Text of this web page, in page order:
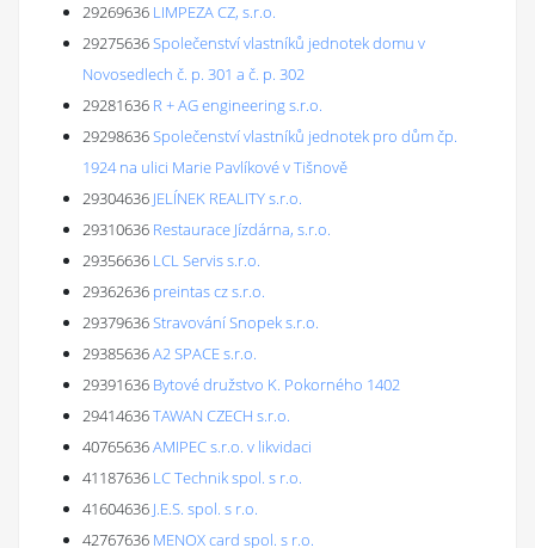
29269636 LIMPEZA CZ, s.r.o.
29275636Společenství vlastníků jednotek domu v
Novosedlech č. p. 301 a č. p. 302
29281636 R + AG engineering s.r.o.
29298636Společenství vlastníků jednotek pro dům čp.
1924 na ulici Marie Pavlíkové v Tišnově
29304636 JELÍNEK REALITY s.r.o.
29310636 Restaurace Jízdárna, s.r.o.
29356636 LCL Servis s.r.o.
29362636 preintas cz s.r.o.
29379636Stravování Snopek s.r.o.
29385636A2 SPACE s.r.o.
29391636 Bytové družstvo K. Pokorného 1402
29414636TAWAN CZECH s.r.o.
40765636AMIPEC s.r.o. v likvidaci
41187636 LC Technik spol. s r.o.
41604636 J.E.S. spol. s r.o.
42767636 MENOX card spol. s r.o.